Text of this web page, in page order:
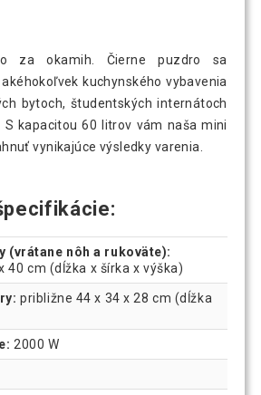
za okamih. Čierne puzdro sa
kuchynského vybavenia
bytoch, študentských internátoch
S kapacitou 60 litrov vám naša mini
vynikajúce výsledky varenia.
(vrátane nôh a rukoväte):
40 cm (dĺžka x šírka x výška)
približne 44 x 34 x 28 cm (dĺžka
2000 W